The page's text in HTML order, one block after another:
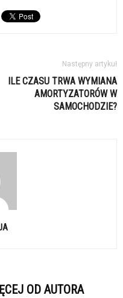
Następny artykuł
ILE CZASU TRWA WYMIANA
AMORTYZATORÓW W
SAMOCHODZIE?
OD AUTORA